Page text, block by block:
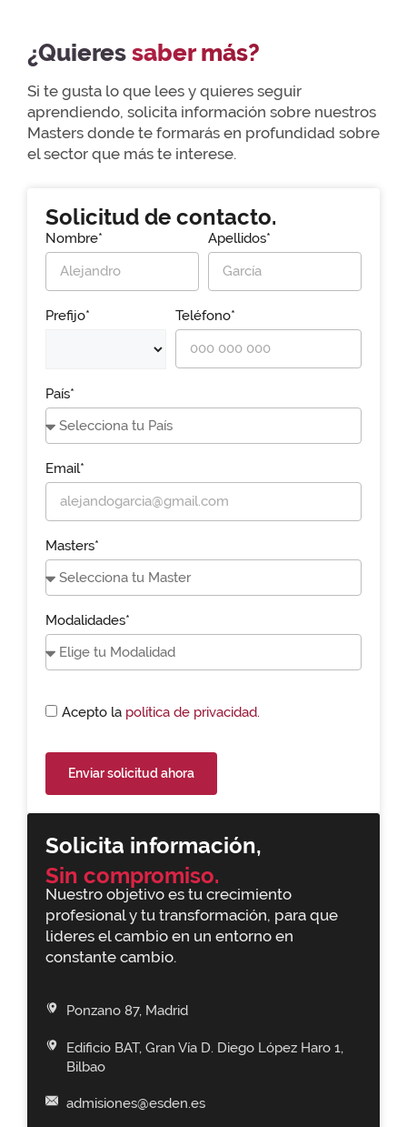
¿Quieressaber más?
Si te gusta lo que lees y quieres seguir
aprendiendo, solicita información sobre nuestros
Masters donde te formarás en profundidad sobre
el sector que más te interese.
Solicita información,
Sin compromiso.
Nuestro objetivo es tu crecimiento
profesional y tu transformación, para que
lideres el cambio en un entorno en
constante cambio.
Ponzano 87, Madrid
Edificio BAT, Gran Vía D. Diego López Haro 1,
Bilbao
admisiones@esden.es
Solicitud de contacto.
Nombre* Apellidos*
Prefijo* Teléfono*
País*
Email*
Masters*
Modalidades*
Acepto la política de privacidad.
Enviar solicitud ahora